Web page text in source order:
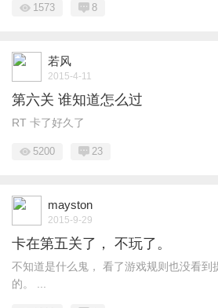
1573 8
若风
2015-4-11
第六关 谁知道怎么过
RT 卡了好久了
5200 23
mayston
2015-9-29
卡在第五关了， 不玩了。
不知道是什么鬼， 看了游戏规则也没看到
的。 ...